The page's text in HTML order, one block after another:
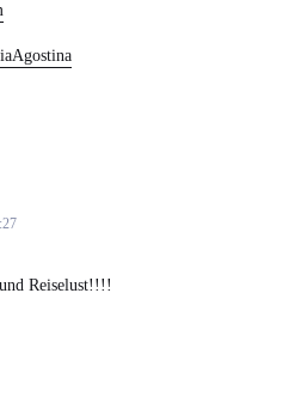
Reiselust!!!!